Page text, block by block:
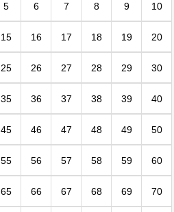
5 6 7 8 9 10
15 16 17 18 19 20
25 26 27 28 29 30
35 36 37 38 39 40
45 46 47 48 49 50
55 56 57 58 59 60
65 66 67 68 69 70